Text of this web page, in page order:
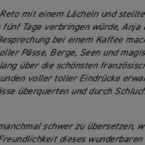
mit einem Lächeln und
Tage verbringen würde,
bei einem Kaffee
Pässe, Berge, Seen und
über die schönsten
voller toller Eindrücke
überquerten und durch
schwer zu übersetzen,
dieses